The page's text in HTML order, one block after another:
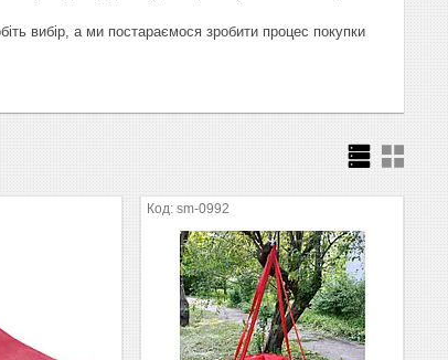
вибір, а ми постараємося зробити процес покупки
sm-0992